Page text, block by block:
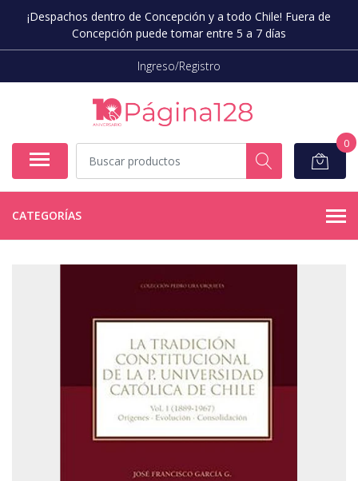
¡Despachos dentro de Concepción y a todo Chile! Fuera de
Concepción puede tomar entre 5 a 7 días
Ingreso/Registro
0
CATEGORÍAS